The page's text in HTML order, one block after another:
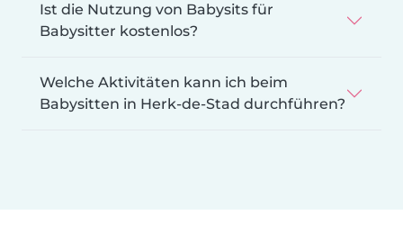
Ist die Nutzung von Babysits für
Babysitter kostenlos?
Welche Aktivitäten kann ich beim
Babysitten in Herk-de-Stad durchführen?